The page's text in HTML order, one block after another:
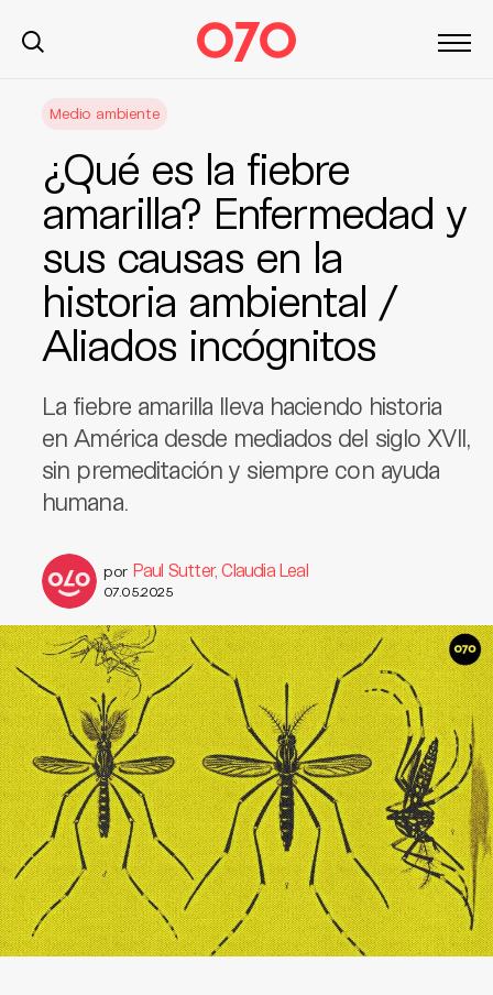
Medio ambiente
¿Qué es la fiebre
amarilla? Enfermedad y
sus causas en la
historia ambiental /
Aliados incógnitos
La fiebre amarilla lleva haciendo historia
en América desde mediados del siglo XVII,
sin premeditación y siempre con ayuda
humana.
por Paul Sutter, Claudia Leal
07.05.2025